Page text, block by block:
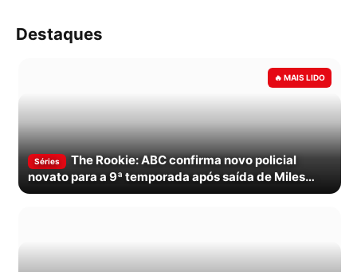
Destaques
Séries
The Rookie: ABC confirma novo policial
novato para a 9ª temporada após saída de Miles
Penn